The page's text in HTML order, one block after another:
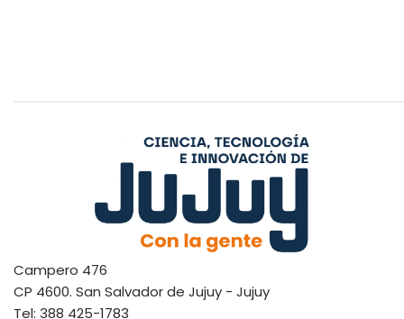
Campero 476
CP 4600. San Salvador de Jujuy - Jujuy
Tel: 388 425-1783